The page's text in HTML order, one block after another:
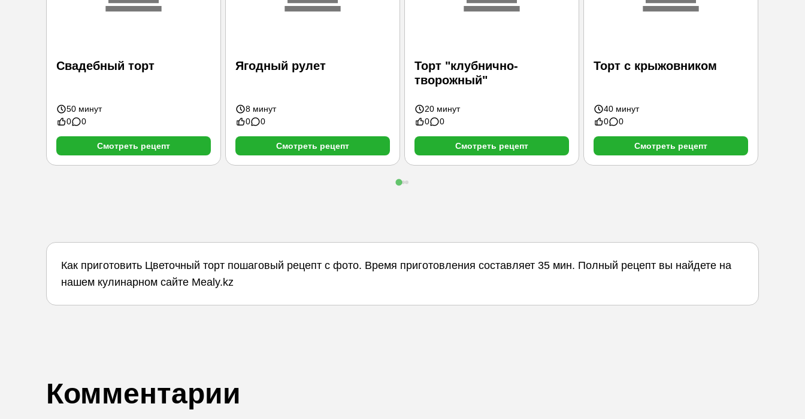
Свадебный торт
50 минут
0
0
Смотреть рецепт
Ягодный рулет
8 минут
0
0
Смотреть рецепт
Торт "клубнично-
творожный"
20 минут
0
0
Смотреть рецепт
Торт с крыжовником
40 минут
0
0
Смотреть рецепт
Как приготовить Цветочный торт пошаговый рецепт с фото. Время приготовления составляет 35 мин. Полный рецепт вы найдете на
нашем кулинарном сайте Mealy.kz
Комментарии